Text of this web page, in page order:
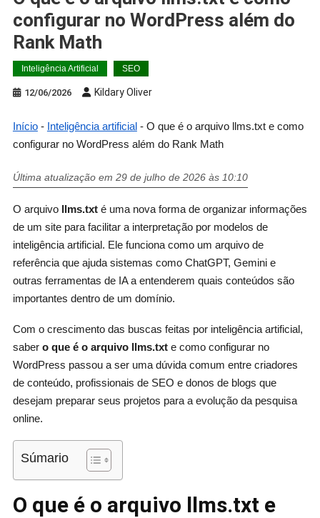
configurar no WordPress além do
Rank Math
Inteligência Artificial SEO
12/06/2026 Kildary Oliver
Início- Inteligência artificial- O que é o arquivo llms.txt e como
configurar no WordPress além do Rank Math
Última atualização em 29 de julho de 2026 às 10:10
O arquivo llms.txté uma nova forma de organizar informações
de um site para facilitar a interpretação por modelos de
inteligência artificial. Ele funciona como um arquivo de
referência que ajuda sistemas como ChatGPT, Gemini e
outras ferramentas de IA a entenderem quais conteúdos são
importantes dentro de um domínio.
Com o crescimento das buscas feitas por inteligência artificial,
saber o que é o arquivo llms.txte como configurar no
WordPress passou a ser uma dúvida comum entre criadores
de conteúdo, profissionais de SEO e donos de blogs que
desejam preparar seus projetos para a evolução da pesquisa
online.
Súmario
O que é o arquivo llms.txt e